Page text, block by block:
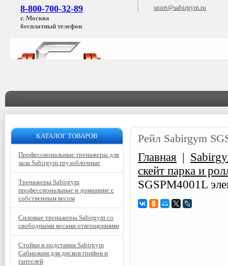
8-800-700-32-89
г. Москва
бесплатный телефон
sport@sabirgym.ru
Рейл Sabirgym
Главная |
скейт парка и
SGSPM4001L
КАТАЛОГ ТОВАРОВ
Профессиональные тренажеры для
зала Sabirgym грузоблочные
Тренажеры Sabirgym
профессиональные и домашние с
собственным весом
Силовые тренажеры Sabirgym со
свободными весами отягощениями
Стойки и подставки Sabirgym
Сабиржим для дисков грифов и
гантелей